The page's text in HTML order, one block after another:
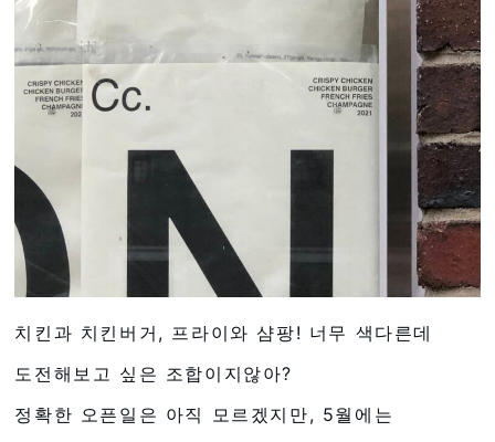
치킨과 치킨버거, 프라이와 샴팡! 너무 색다른데
도전해보고 싶은 조합이지않아?
정확한 오픈일은 아직 모르겠지만, 5월에는